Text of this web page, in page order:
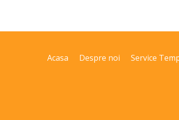
Acasa Despre noi Service